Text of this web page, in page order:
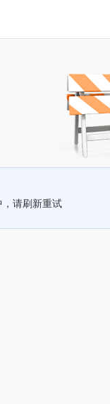
，请刷新重试